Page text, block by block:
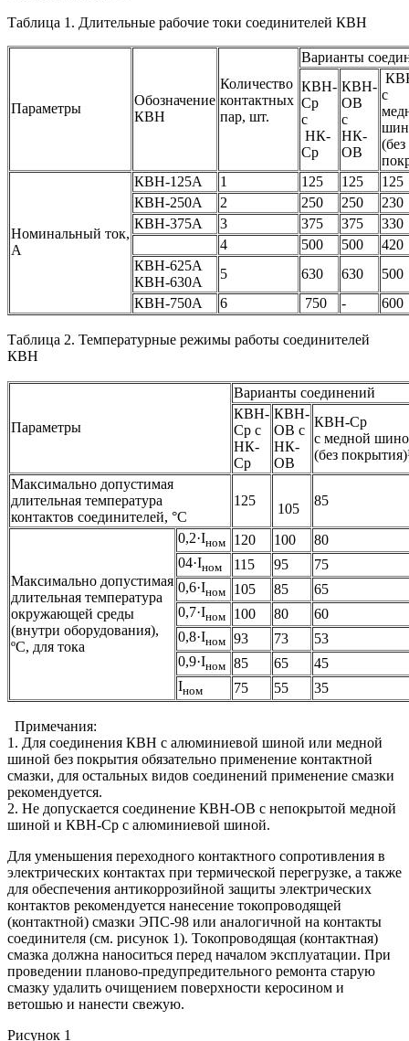
Таблица 1. Длительные рабочие токи соединителей КВН
Параметры
Обозначение
КВН
Количество
контактных
пар, шт.
Варианты
КВН-
Ср
с
НК-
Ср
КВН-
ОВ
с
НК-
ОВ
с
(без
Номинальный ток,
А
КВН-125А 1 125 125
125
КВН-250А
2 250 250
230
КВН-375А
3 375 375
330
4
500 500
420
КВН-625А
КВН-630А
5 630 630
500
КВН-750А
6 750 - 600
Таблица 2. Температурные режимы работы соединителей
КВН
Параметры
Варианты соединений
КВН-
Ср с
НК-
Ср
КВН-
ОВ с
НК-
ОВ
КВН-Ср
с медной
(без
Максимально допустимая
длительная температура
контактов соединителей, °C
125
105
85
Максимально допустимая
длительная температура
окружающей среды
(внутри оборудования),
ºС, для тока
0,2·Iном 120 100
80
04·Iном 115 95
75
0,6·Iном 105 85
65
0,7·Iном 100 80
60
0,8·Iном 93 73
53
0,9·Iном 85 65
45
Iном 75 55 35
Примечания:
1. Для соединения КВН с алюминиевой шиной или медной
шиной без покрытия обязательно применение контактной
смазки, для остальных видов соединений применение смазки
рекомендуется.
2. Не допускается соединение КВН-ОВ с непокрытой медной
шиной и КВН-Ср с алюминиевой шиной.
Для уменьшения переходного контактного сопротивления в
электрических контактах при термической перегрузке, а также
для обеспечения антикоррозийной защиты электрических
контактов рекомендуется нанесение токопроводящей
(контактной) смазки ЭПС-98 или аналогичной на контакты
соединителя (см. рисунок 1). Токопроводящая (контактная)
смазка должна наноситься перед началом эксплуатации. При
проведении планово-предупредительного ремонта старую
смазку удалить очищением поверхности керосином и
ветошью и нанести свежую.
Рисунок 1